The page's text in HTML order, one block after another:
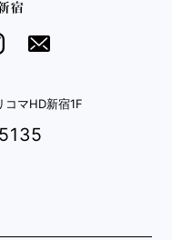
マHD新宿1F